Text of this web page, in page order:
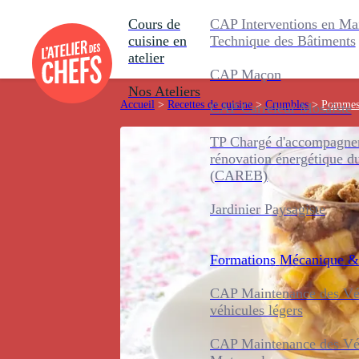
Cours de
cuisine en
atelier
Nos Ateliers
CAP Interventions en
Technique des Bâtiments
CAP Maçon
CAP Carreleur Mosaïste
TP Chargé
rénovation énergétique
(CAREB)
Jardinier Paysagiste
Formations Mécanique
CAP Maintenance des
véhicules légers
CAP Maintenance des
Accueil > Recettes de cuisine > Crumbles >